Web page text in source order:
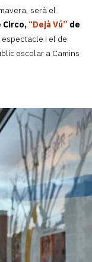
serà el
Circo, “Dejà Vú” de
i el de
escolar a Camins